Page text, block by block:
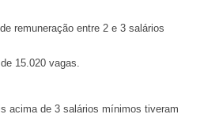
remuneração entre 2 e 3 salários
15.020 vagas.
acima de 3 salários mínimos tiveram